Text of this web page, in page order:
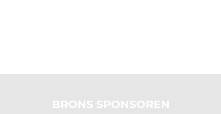
BRONS SPONSOREN